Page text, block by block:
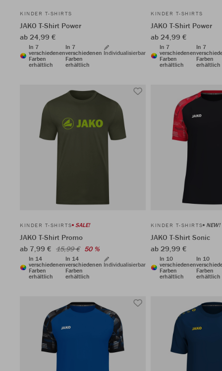
KINDER T-SHIRTS
JAKO T-Shirt Power
ab 24,99 €
In 7
verschiedenen
Farben
erhältlich
In 7
verschiedenen
Farben
erhältlich
Individualisierbar
KINDER T-SHIRTS
JAKO T-Shirt Power
ab 24,99 €
In 7
verschiedenen
Farben
erhältlich
In 7
Farben
erhältlich
KINDER T-SHIRTS SALE!
JAKO T-Shirt Promo
ab 7,99 € 15,99 € 50 %
In 14
verschiedenen
Farben
erhältlich
In 14
verschiedenen
Farben
erhältlich
Individualisierbar
KINDER T-SHIRTS NEW!
JAKO T-Shirt Sonic
ab 29,99 €
In 10
verschiedenen
Farben
erhältlich
In 10
Farben
erhältlich